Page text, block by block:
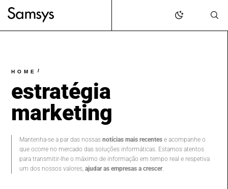
HOME /
estratégia
marketing
Mantenha-se a par das nossasnotícias mais recentese acompanhe o
que ocorre no mercado das soluções informáticas. Estamos atentos
para transmitir-lhe o máximo de informação em tempo real e respetiva
um dos nossos valores,ajudar as empresas a crescer.